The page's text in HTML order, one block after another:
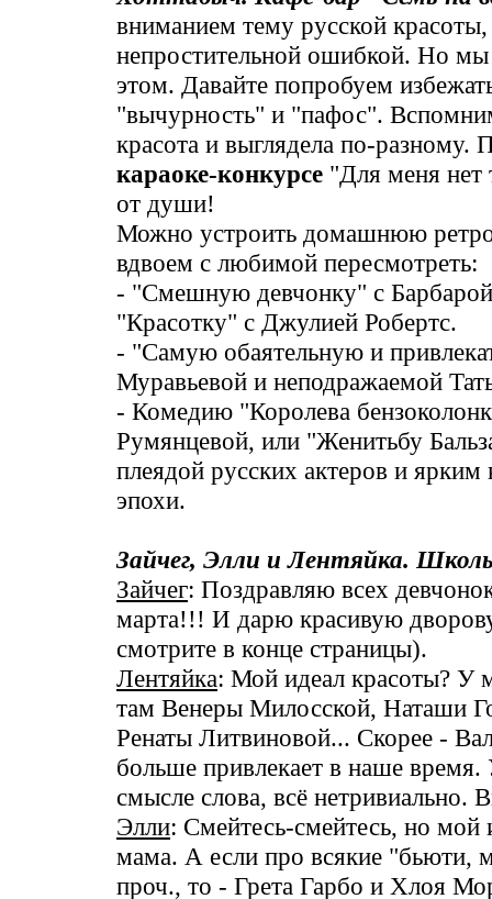
вниманием тему русской
непростительной ошибкой. Но мы
этом. Давайте попробуем
"вычурность" и "пафос".
красота и выглядела по-разному.
караоке-конкурсе "Для меня нет
от души!
Можно устроить домашнюю
вдвоем с любимой пересмотреть:
- "Смешную девчонку" с
"Красотку" с Джулией Робертс.
- "Самую обаятельную и
Муравьевой и неподражаемой
- Комедию "Королева
Румянцевой, или "Женитьбу
плеядой русских актеров и
эпохи.
Зайчег, Элли и Лентяйка.
Зайчег: Поздравляю всех
марта!!! И дарю красивую
смотрите в конце страницы).
Лентяйка: Мой идеал красоты? У
там Венеры Милосской, Наташи
Ренаты Литвиновой... Скорее -
больше привлекает в наше
смысле слова, всё нетривиально.
Элли: Смейтесь-смейтесь, но мой
мама. А если про всякие "бьюти,
проч., то - Грета Гарбо и Хлоя